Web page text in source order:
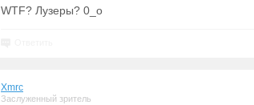
WTF? Лузеры? 0_о
Xmrc
Заслуженный зритель